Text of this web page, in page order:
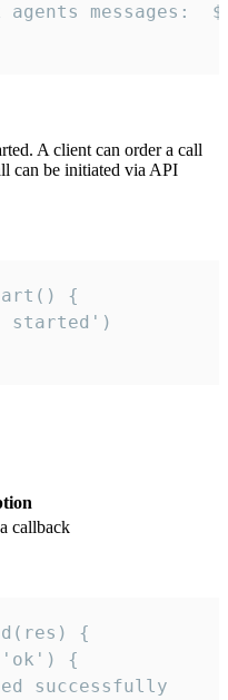
A client can order a call
can be initiated via API
{
started')
callback
{
{
successfully